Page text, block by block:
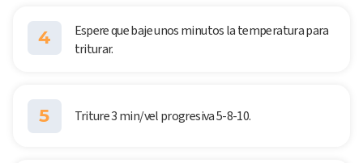
4
Espere que baje unos minutos la temperatura para
triturar.
5 Triture 3 min/vel progresiva 5-8-10.